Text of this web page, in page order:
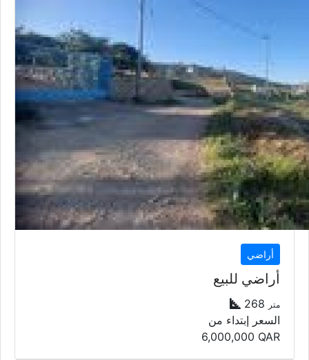
أراضي
أراضي للبيع
268 متر
السعر إبتداء من
6,000,000 QAR